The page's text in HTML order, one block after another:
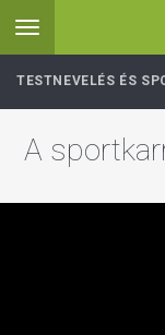
tartalomra
Toggle
navigation
A
TESTNEVELÉS ÉS